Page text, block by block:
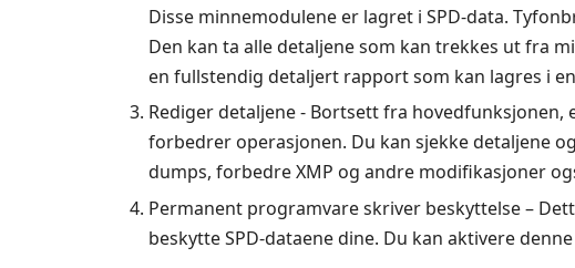
Disse minnemodulene er lagret i SPD-data.
Den kan ta alle detaljene som kan trekkes ut fra
en fullstendig detaljert rapport som kan lagres i
Rediger detaljene - Bortsett fra
forbedrer operasjonen. Du kan sjekke detaljene
dumps, forbedre XMP og andre modifikasjoner
Permanent programvare skriver beskyttelse –
beskytte SPD-dataene dine. Du kan aktivere